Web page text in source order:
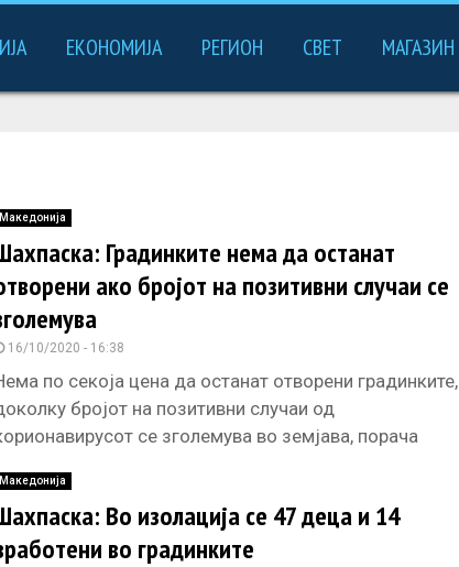
ЕКОНОМИЈА РЕГИОН СВЕТ МАГАЗИН
Македонија
Градинките нема да останат
ако бројот на позитивни случаи се
16/10/2020 - 16:38
по секоја цена да останат отворени градинките,
бројот на позитивни случаи од
се зголемува во земјава, порача
Македонија
Во изолација се 47 деца и 14
во градинките